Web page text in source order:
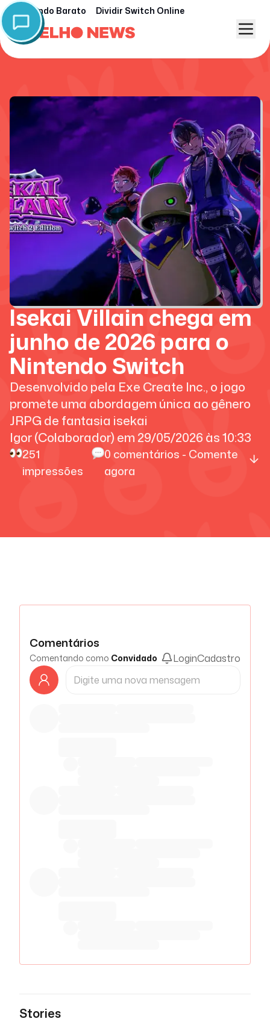
Nintendo Barato Dividir Switch Online
Isekai Villain chega em
junho de 2026 para o
Nintendo Switch
Desenvolvido pela Exe Create Inc., o jogo
promete uma abordagem única ao gênero
JRPG de fantasia isekai
Igor (Colaborador) em 29/05/2026 às10:33
251
impressões
0 comentários - Comente
agora
Comentários
Comentando como Convidado LoginCadastro
Stories